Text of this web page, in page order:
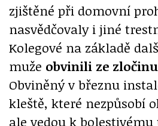
zjištěné při domovní
nasvědčovaly i jiné
Kolegové na základě
muže obvinili ze
Obviněný v březnu
kleště, které nezpůsobí
ale vedou k